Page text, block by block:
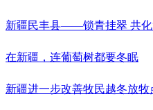
新疆民丰县——锁青挂翠 共化
在新疆，连葡萄树都要冬眠
新疆进一步改善牧民越冬放牧